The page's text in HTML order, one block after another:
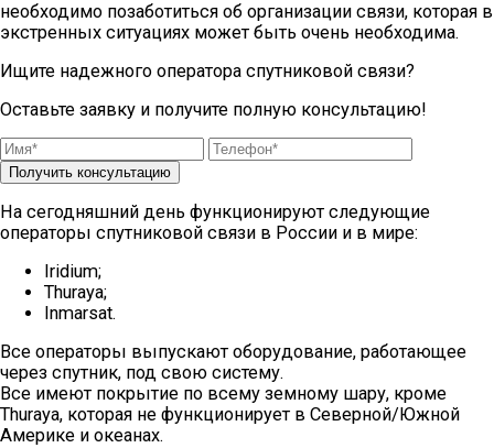
необходимо позаботиться об организации связи, которая в
экстренных ситуациях может быть очень необходима.
Ищите надежного оператора спутниковой связи?
Оставьте заявку и получите полную консультацию!
Получить консультацию
На сегодняшний день функционируют следующие
операторы спутниковой связи в России и в мире:
Iridium;
Thuraya;
Inmarsat.
Все операторы выпускают оборудование, работающее
через спутник, под свою систему.
Все имеют покрытие по всему земному шару, кроме
Thuraya, которая не функционирует в Северной/Южной
Америке и океанах.